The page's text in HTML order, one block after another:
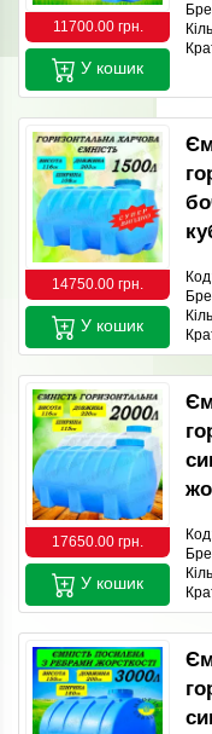
11700.00 грн.
У кошик
14750.00 грн.
У кошик
17650.00 грн.
У кошик